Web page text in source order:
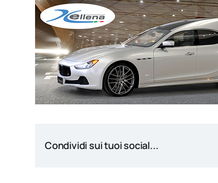
Condividi sui tuoi social...